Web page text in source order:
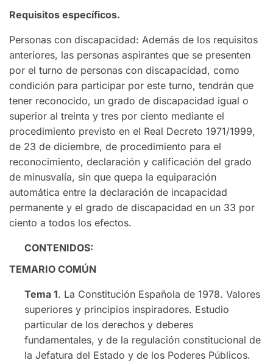
Requisitos específicos.
Personas con discapacidad: Además de los requisitos
anteriores, las personas aspirantes que se presenten
por el turno de personas con discapacidad, como
condición para participar por este turno, tendrán que
tener reconocido, un grado de discapacidad igual o
superior al treinta y tres por ciento mediante el
procedimiento previsto en el Real Decreto 1971/1999,
de 23 de diciembre, de procedimiento para el
reconocimiento, declaración y calificación del grado
de minusvalía, sin que quepa la equiparación
automática entre la declaración de incapacidad
permanente y el grado de discapacidad en un 33 por
ciento a todos los efectos.
CONTENIDOS:
TEMARIO COMÚN
Tema 1. La Constitución Española de 1978. Valores
superiores y principios inspiradores. Estudio
particular de los derechos y deberes
fundamentales, y de la regulación constitucional de
la Jefatura del Estado y de los Poderes Públicos.